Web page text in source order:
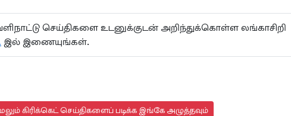
செய்திகளை உடனுக்குடன் அறிந்துக்கொள்ள லங்காசிறி
இல் இணையுங்கள்.
கிரிக்கெட் செய்திகளைப் படிக்க இங்கே அழுத்தவும்